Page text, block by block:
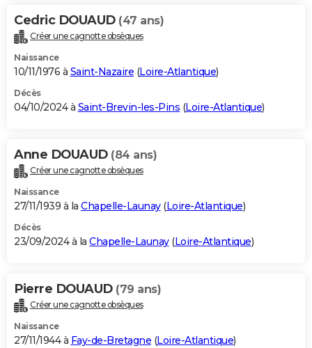
Cedric DOUAUD (47 ans)
Créer une cagnotte obsèques
Naissance
10/11/1976 à Saint-Nazaire (Loire-Atlantique)
Décès
04/10/2024 à Saint-Brevin-les-Pins (Loire-Atlantique)
Anne DOUAUD (84 ans)
Créer une cagnotte obsèques
Naissance
27/11/1939 à la Chapelle-Launay(Loire-Atlantique)
Décès
23/09/2024 à la Chapelle-Launay(Loire-Atlantique)
Pierre DOUAUD (79 ans)
Créer une cagnotte obsèques
Naissance
27/11/1944 à Fay-de-Bretagne (Loire-Atlantique)